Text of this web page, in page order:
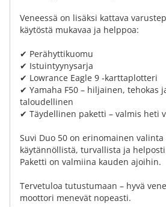
Veneessä on lisäksi kattava
käytöstä mukavaa ja helppoa:
✔ Perähyttikuomu
✔ Istuintyynysarja
✔ Lowrance Eagle 9 ‑karttaplotteri
✔ Yamaha F50 – hiljainen, tehokas
taloudellinen
✔ Täydellinen paketti – valmis heti
Suvi Duo 50 on erinomainen
käytännöllistä, turvallista ja
Paketti on valmiina kauden ajoihin.
Tervetuloa tutustumaan – hyvä
moottori menevät nopeasti.